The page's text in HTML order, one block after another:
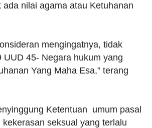
ada nilai agama atau Ketuhanan
mengingatnya, tidak
UUD 45- Negara hukum yang
Yang Maha Esa,” terang
Ketentuan umum pasal
seksual yang terlalu